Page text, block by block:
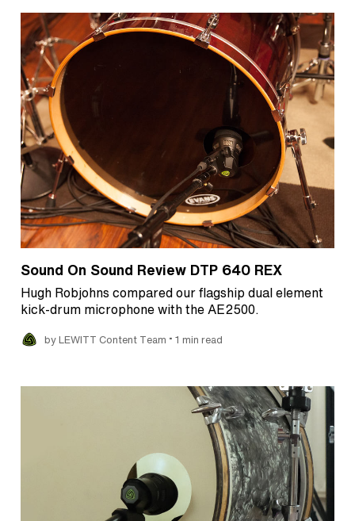
Sound On Sound Review DTP 640 REX
Hugh Robjohns compared our flagship dual element
kick-drum microphone with the AE2500.
by LEWITT Content Team • 1 min read